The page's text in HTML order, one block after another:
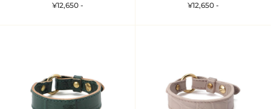
¥12,650 -
¥12,650 -